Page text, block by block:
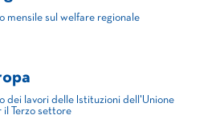
mensile sul welfare regionale
dei lavori delle Istituzioni dell'Unione
il Terzo settore